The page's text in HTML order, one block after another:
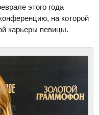
этого года
на которой
карьеры певицы.